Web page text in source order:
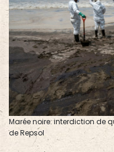
Marée noire: interdiction de
de Repsol